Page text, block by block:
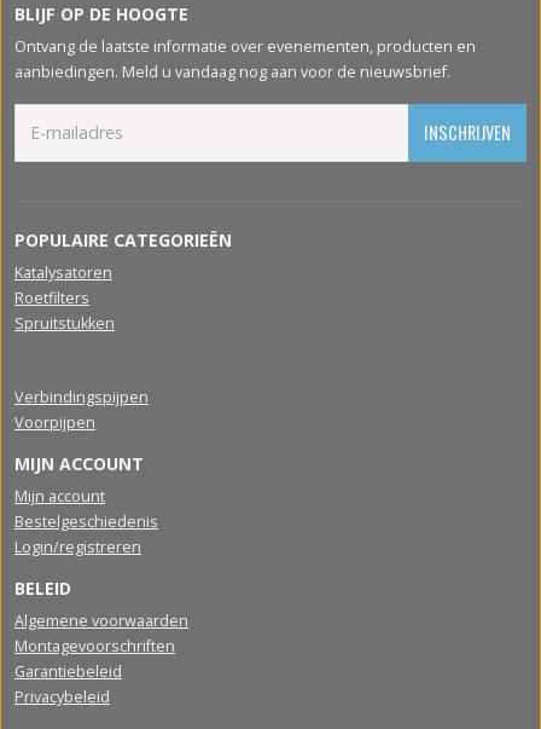
BLIJF OP DE HOOGTE
Ontvang de laatste informatie over evenementen, producten en
aanbiedingen. Meld u vandaag nog aan voor de nieuwsbrief.
INSCHRIJVEN
POPULAIRE CATEGORIEËN
Katalysatoren
Roetfilters
Spruitstukken
Verbindingspijpen
Voorpijpen
MIJN ACCOUNT
Mijn account
Bestelgeschiedenis
Login/registreren
BELEID
Algemene voorwaarden
Montagevoorschriften
Garantiebeleid
Privacybeleid